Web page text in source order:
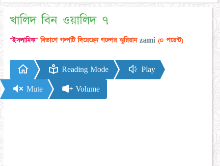
খালিদ বিন ওয়ালিদ ৭
"ইসলামিক" বিভাগে গল্পটি দিয়েছেন গল্পের ঝুরিয়ান zami (০ পয়েন্ট)
Reading Mode Play
Mute Volume